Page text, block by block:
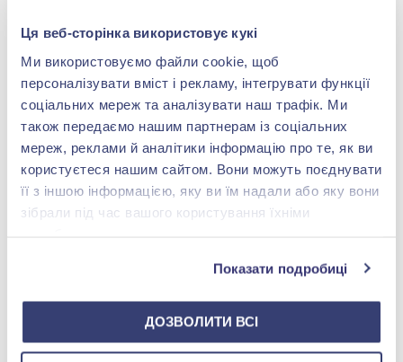
Ця веб-сторінка використовує кукі
Ми використовуємо файли cookie, щоб
персоналізувати вміст і рекламу, інтегрувати функції
соціальних мереж та аналізувати наш трафік. Ми
також передаємо нашим партнерам із соціальних
мереж, реклами й аналітики інформацію про те, як ви
користуєтеся нашим сайтом. Вони можуть поєднувати
її з іншою інформацією, яку ви їм надали або яку вони
зібрали під час вашого користування їхніми
Показати подробиці
ДОЗВОЛИТИ ВСІ
shop@zolotakoroleva.ua
0 800 501 276